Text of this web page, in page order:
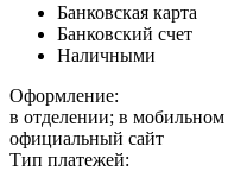
Банковская карта
Банковский счет
Наличными
Оформление:
в отделении; в
официальный сайт
Тип платежей: